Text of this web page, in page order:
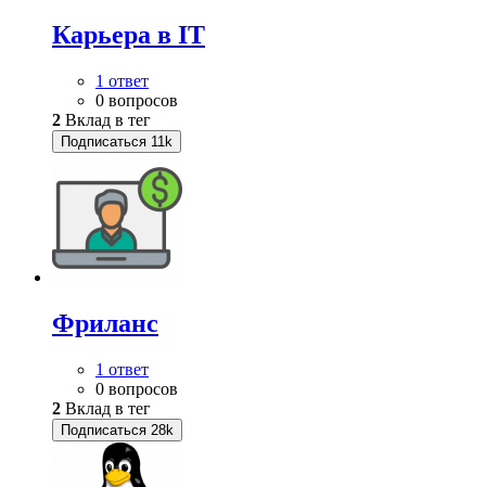
Карьера в IT
1 ответ
0 вопросов
2 Вклад в тег
Подписаться 11k
Фриланс
1 ответ
0 вопросов
2 Вклад в тег
Подписаться 28k